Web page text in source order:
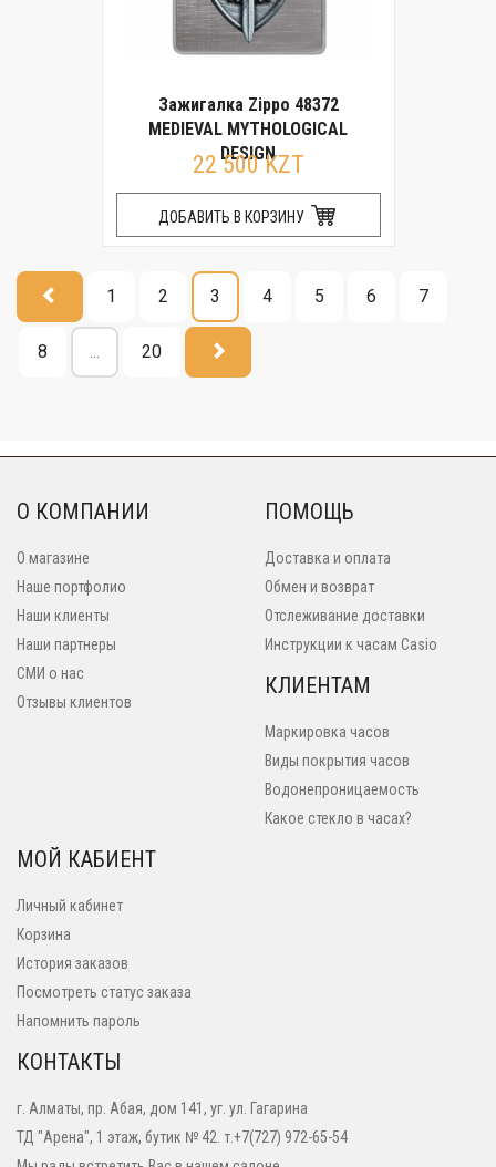
Зажигалка Zippo 48372
MEDIEVAL MYTHOLOGICAL
DESIGN
22 500 KZT
ДОБАВИТЬ В КОРЗИНУ
1 2 3 4 5 6 7
8 ... 20
О КОМПАНИИ
О магазине
Наше портфолио
Наши клиенты
Наши партнеры
СМИ о нас
Отзывы клиентов
ПОМОЩЬ
Доставка и оплата
Обмен и возврат
Отслеживание доставки
Инструкции к часам Casio
КЛИЕНТАМ
Маркировка часов
Виды покрытия часов
Водонепроницаемость
Какое стекло в часах?
МОЙ КАБИЕНТ
Личный кабинет
Корзина
История заказов
Посмотреть статус заказа
Напомнить пароль
КОНТАКТЫ
г. Алматы, пр. Абая, дом 141, уг. ул. Гагарина
ТД "Арена", 1 этаж, бутик № 42. т.+7(727) 972-65-54